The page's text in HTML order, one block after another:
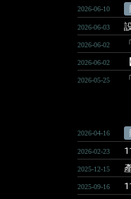
2026-06-10
2026-06-03
2026-06-02
2026-06-02
2026-05-25
2026-04-16
2026-02-23
2025-12-15
2025-09-16